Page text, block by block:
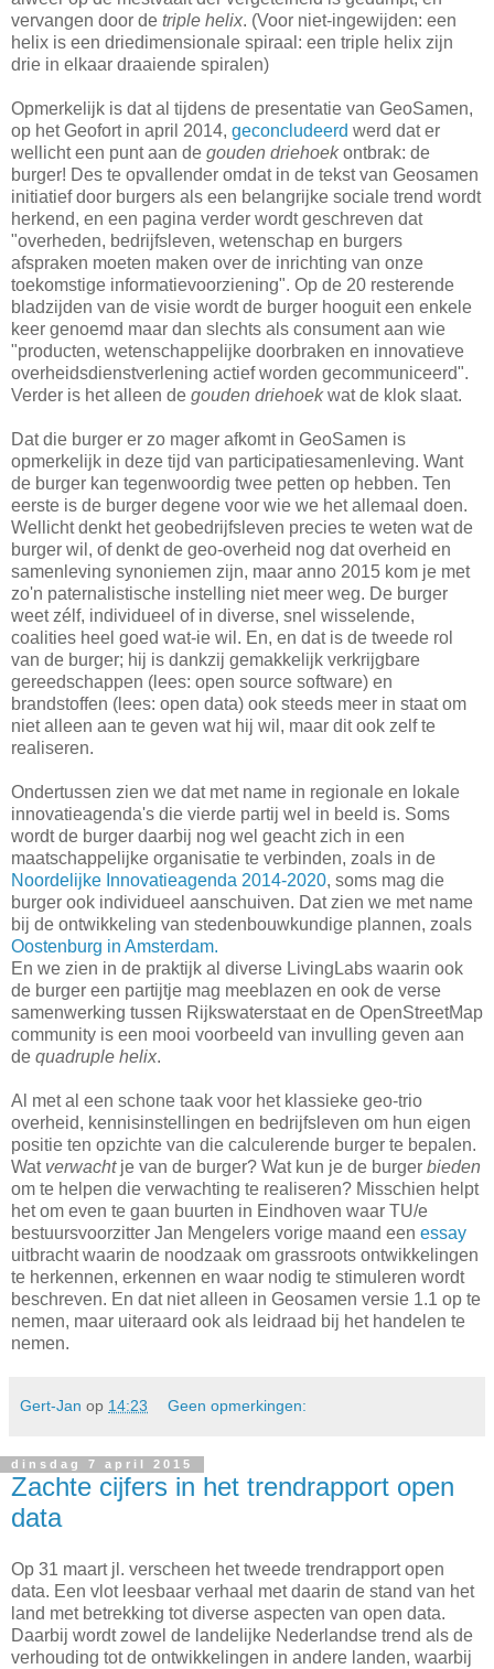
vervangen door de triple helix. (Voor niet-ingewijden: een
helix is een driedimensionale spiraal: een triple helix zijn
drie in elkaar draaiende spiralen)
Opmerkelijk is dat al tijdens de presentatie van GeoSamen,
op het Geofort in april 2014, geconcludeerd werd dat er
wellicht een punt aan de gouden driehoekontbrak: de
burger! Des te opvallender omdat in de tekst van Geosamen
initiatief door burgers als een belangrijke sociale trend wordt
herkend, en een pagina verder wordt geschreven dat
"overheden, bedrijfsleven, wetenschap en burgers
afspraken moeten maken over de inrichting van onze
toekomstige informatievoorziening". Op de 20 resterende
bladzijden van de visie wordt de burger hooguit een enkele
keer genoemd maar dan slechts als consument aan wie
"producten, wetenschappelijke doorbraken en innovatieve
overheidsdienstverlening actief worden gecommuniceerd".
Verder is het alleen de gouden driehoekwat de klok slaat.
Dat die burger er zo mager afkomt in GeoSamen is
opmerkelijk in deze tijd van participatiesamenleving. Want
de burger kan tegenwoordig twee petten op hebben. Ten
eerste is de burger degene voor wie we het allemaal doen.
Wellicht denkt het geobedrijfsleven precies te weten wat de
burger wil, of denkt de geo-overheid nog dat overheid en
samenleving synoniemen zijn, maar anno 2015 kom je met
zo'n paternalistische instelling niet meer weg. De burger
weet zélf, individueel of in diverse, snel wisselende,
coalities heel goed wat-ie wil. En, en dat is de tweede rol
van de burger; hij is dankzij gemakkelijk verkrijgbare
gereedschappen (lees: open source software) en
brandstoffen (lees: open data) ook steeds meer in staat om
niet alleen aan te geven wat hij wil, maar dit ook zelf te
realiseren.
Ondertussen zien we dat met name in regionale en lokale
innovatieagenda's die vierde partij wel in beeld is. Soms
wordt de burger daarbij nog wel geacht zich in een
maatschappelijke organisatie te verbinden, zoals in de
Noordelijke Innovatieagenda 2014-2020, soms mag die
burger ook individueel aanschuiven. Dat zien we met name
bij de ontwikkeling van stedenbouwkundige plannen, zoals
Oostenburg in Amsterdam.
En we zien in de praktijk al diverse LivingLabs waarin ook
de burger een partijtje mag meeblazen en ook de verse
samenwerking tussen Rijkswaterstaat en de OpenStreetMap
community is een mooi voorbeeld van invulling geven aan
de quadruple helix.
Al met al een schone taak voor het klassieke geo-trio
overheid, kennisinstellingen en bedrijfsleven om hun eigen
positie ten opzichte van die calculerende burger te bepalen.
Wat verwachtje van de burger? Wat kun je de burger bieden
om te helpen die verwachting te realiseren? Misschien helpt
het om even te gaan buurten in Eindhoven waar TU/e
bestuursvoorzitter Jan Mengelers vorige maand een essay
uitbracht waarin de noodzaak om grassroots ontwikkelingen
te herkennen, erkennen en waar nodig te stimuleren wordt
beschreven. En dat niet alleen in Geosamen versie 1.1 op te
nemen, maar uiteraard ook als leidraad bij het handelen te
nemen.
Gert-Jan op 14:23 Geen opmerkingen:
dinsdag 7 april 2015
Zachte cijfers in het trendrapport open
data
Op 31 maart jl. verscheen het tweede trendrapport open
data. Een vlot leesbaar verhaal met daarin de stand van het
land met betrekking tot diverse aspecten van open data.
Daarbij wordt zowel de landelijke Nederlandse trend als de
verhouding tot de ontwikkelingen in andere landen, waarbij